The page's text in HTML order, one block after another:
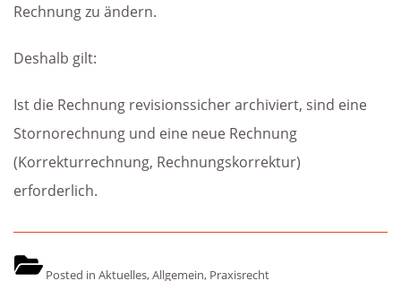
Rechnung zu ändern.
Deshalb gilt:
Ist die Rechnung revisionssicher archiviert, sind eine
Stornorechnung und eine neue Rechnung
(Korrekturrechnung, Rechnungskorrektur)
erforderlich.
Posted in Aktuelles,Allgemein, Praxisrecht